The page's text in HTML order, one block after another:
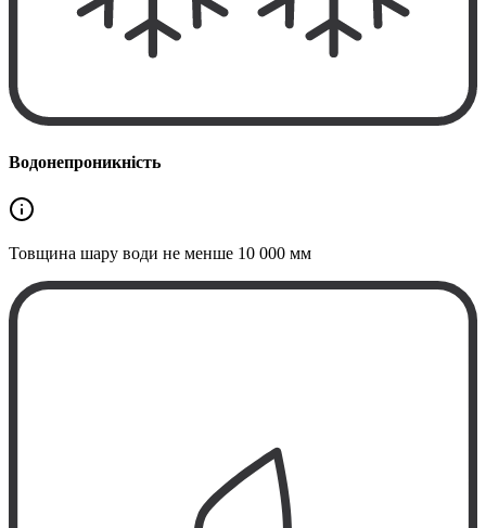
Водонепроникність
Товщина шару води не менше 10 000 мм